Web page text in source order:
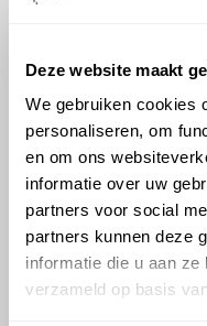
Deze website maakt
We gebruiken cookies
personaliseren, om
en om ons
informatie over uw
partners voor social
partners kunnen deze
informatie die u aan
verzameld op basis
wettelijke verplichting
veroorzaakt door
informatie. Door deze
raadplegen en te
hij/zij de ervaring, de
om de vereiste
veilige en
vrijwaart en
Energies
voor enig
veroorzaakt door
onjuist gebruik van